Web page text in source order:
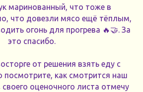
маринованный, что тоже в
что довезли мясо ещё тёплым,
огонь для прогрева 🔥🤝. За
это спасибо.
от решения взять еду с
посмотрите, как смотрится наш
оценочного листа отмечу